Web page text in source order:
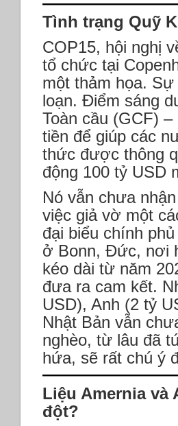
Tình trạng Quỹ
COP15, hội nghị
tổ chức tại
một thảm họa.
loạn. Điểm sáng
Toàn cầu (GCF)
tiền để giúp các
thức được thông
động 100 tỷ USD
Nó vẫn chưa
việc giả vờ một
đại biểu chính
ở Bonn, Đức, nơi
kéo dài từ năm
đưa ra cam kết.
USD), Anh (2 tỷ
Nhật Bản vẫn
nghèo, từ lâu đã
hứa, sẽ rất chú ý
Liệu Amernia và
đột?